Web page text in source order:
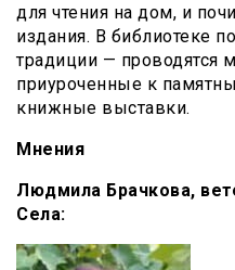
для чтения на дом, и
издания. В библиотеке
традиции — проводятся
приуроченные к
книжные выставки.
Мнения
Людмила Брачкова,
Села: